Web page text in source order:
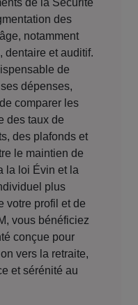
de la Sécurité
des
notamment
dentaire et auditif.
de
dépenses,
comparer les
des taux de
des plafonds et
le maintien de
la loi Évin et la
plus
votre profil et de
vous bénéficiez
conçue pour
vers la retraite,
et sérénité au